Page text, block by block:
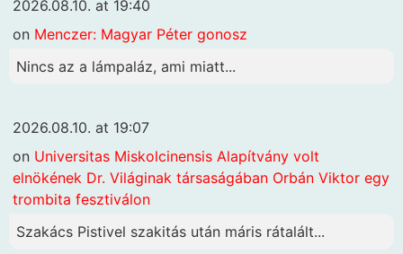
2026.08.10. at 19:40
on Menczer: Magyar Péter gonosz
Nincs az a lámpaláz, ami miatt...
2026.08.10. at 19:07
on Universitas Miskolcinensis Alapítvány volt
elnökének Dr. Világinak társaságában Orbán Viktor egy
trombita fesztiválon
Szakács Pistivel szakitás után máris rátalált...